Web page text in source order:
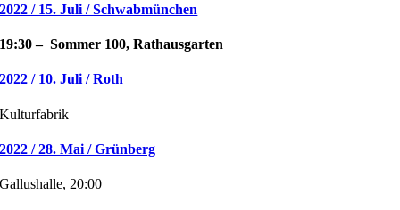
2022 / 15. Juli / Schwabmünchen
19:30 – Sommer 100, Rathausgarten
2022 / 10. Juli / Roth
Kulturfabrik
2022 / 28. Mai / Grünberg
Gallushalle, 20:00